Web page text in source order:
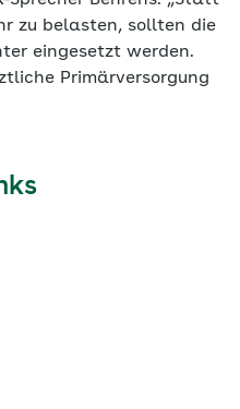
zu belasten, sollten die
eingesetzt werden.
Primärversorgung